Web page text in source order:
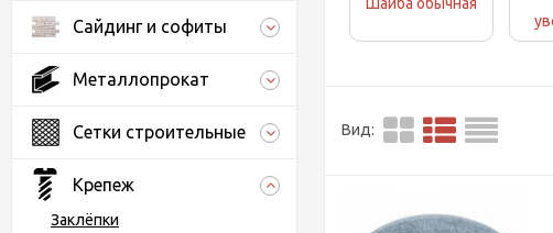
Сайдинг и софиты
Металлопрокат
Сетки строительные
Крепеж
Заклёпки
Вид: